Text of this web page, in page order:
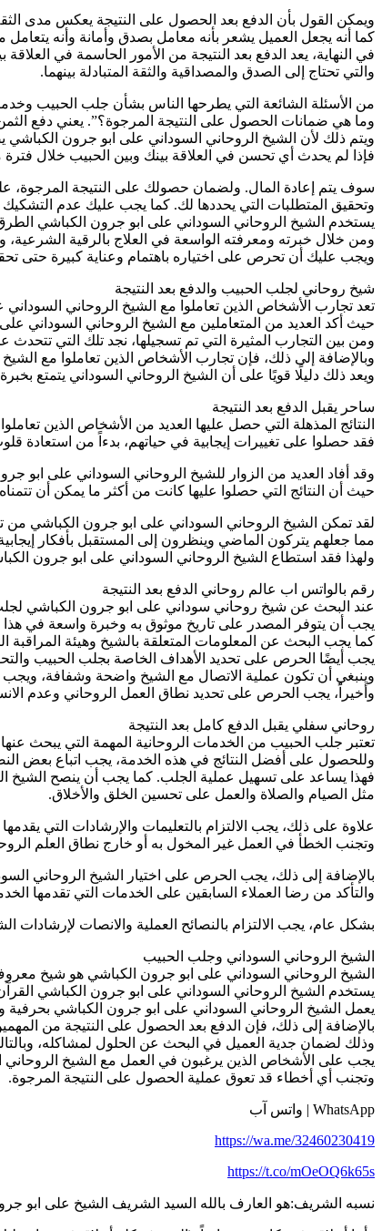
ويمكن القول بأن الدفع بعد الحصول على النتيجة يعكس مدى
كما أنه يجعل العميل يشعر بأنه معامل بصدق وأمانة وأنه
في النهاية، يعد الدفع بعد النتيجة من الأمور الحاسمة في
والتي تحتاج إلى الصدق والمصداقية والثقة المتبادلة بينهما.
من الأسئلة الشائعة التي يطرحها الناس بشأن جلب الحبيب
وما هي ضمانات الحصول على النتيجة المرجوة؟”. يعني دفع
ويتم ذلك لأن الشيخ الروحاني السوداني على ابو جرون
فإذا لم يحدث أي تحسن في العلاقة بينك وبين الحبيب خلال فترة
سوف يتم إعادة المال. ولضمان حصولك على النتيجة المرجوة،
وتحقيق المتطلبات التي يحددها لك. كما يجب عليك عدم التشكيك
يستخدم الشيخ الروحاني السوداني على ابو جرون الكباشي الطرق
ومن خلال خبرته ومعرفته الواسعة في العلاج بالرقية
ويجب عليك أن تحرص على اختياره باهتمام وعناية كبيرة حتى
شيخ روحاني لجلب الحبيب والدفع بعد النتيجة
تعد تجارب الأشخاص الذين تعاملوا مع الشيخ الروحاني
حيث أكد العديد من المتعاملين مع الشيخ الروحاني
ومن بين التجارب المثيرة التي تم تسجيلها، نجد تلك التي
وبالإضافة إلى ذلك، فإن تجارب الأشخاص الذين تعاملوا مع
ويعد ذلك دليلًا قويًا على أن الشيخ الروحاني السوداني يتمتع
ساحر يقبل الدفع بعد النتيجة
النتائج المذهلة التي حصل عليها العديد من الأشخاص الذين
فقد حصلوا على تغييرات إيجابية في حياتهم، بدءاً من استعادة
وقد أفاد العديد من الزوار للشيخ الروحاني السوداني على
حيث أن النتائج التي حصلوا عليها كانت من أكثر ما يمكن أن
لقد تمكن الشيخ الروحاني السوداني على ابو جرون الكباشي
مما جعلهم يتركون الماضي وينظرون إلى المستقبل بأفكار
ولهذا فقد استطاع الشيخ الروحاني السوداني على ابو جرون
رقم بالواتس اب عالم روحاني الدفع بعد النتيجة
عند البحث عن شيخ روحاني سوداني على ابو جرون الكباشي
يجب أن يتوفر المصدر على تاريخ موثوق به وخبرة واسعة في هذا
كما يجب البحث عن المعلومات المتعلقة بالشيخ وهيئة المراقبة
يجب أيضًا الحرص على تحديد الأهداف الخاصة بجلب الحبيب
وينبغي أن تكون عملية الاتصال مع الشيخ واضحة وشفافة،
وأخيراً، يجب الحرص على تحديد نطاق العمل الروحاني وعدم
روحاني سفلي يقبل الدفع كامل بعد النتيجة
تعتبر جلب الحبيب من الخدمات الروحانية المهمة التي يبحث
وللحصول على أفضل النتائج في هذه الخدمة، يجب اتباع بعض
فهذا يساعد على تسهيل عملية الجلب. كما يجب أن ينصح الشيخ
مثل الصيام والصلاة والعمل على تحسين الخلق والأخلاق.
علاوة على ذلك، يجب الالتزام بالتعليمات والإرشادات التي
وتجنب الخطأ في العمل غير المخول به أو خارج نطاق العلم
بالإضافة إلى ذلك، يجب الحرص على اختيار الشيخ الروحاني
والتأكد من رضا العملاء السابقين على الخدمات التي تقدمها
بشكل عام، يجب الالتزام بالنصائح العملية والانصات
الشيخ الروحاني السوداني وجلب الحبيب
الشيخ الروحاني السوداني على ابو جرون الكباشي هو شيخ
يستخدم الشيخ الروحاني السوداني على ابو جرون الكباشي
يعمل الشيخ الروحاني السوداني على ابو جرون الكباشي
بالإضافة إلى ذلك، فإن الدفع بعد الحصول على النتيجة من
وذلك لضمان جدية العميل في البحث عن الحلول لمشاكله،
يجب على الأشخاص الذين يرغبون في العمل مع الشيخ الروحاني
وتجنب أي أخطاء قد تعوق عملية الحصول على النتيجة المرجوة.
WhatsApp | واتس آب
https://wa.me/32460230419
https://t.co/mOeOQ6k65s
نسبه الشريف:هو العارف بالله السيد الشريف الشيخ على ابو